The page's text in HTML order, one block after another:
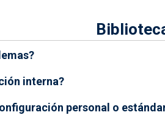
interna?
personal o